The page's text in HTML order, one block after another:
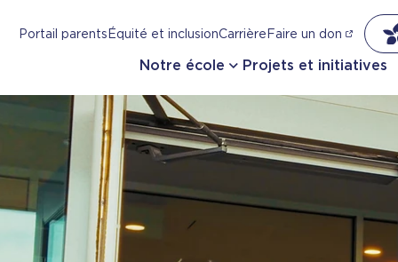
Portail parentsÉquité et inclusionCarrièreFaire un don
Notre école Projets et initiatives